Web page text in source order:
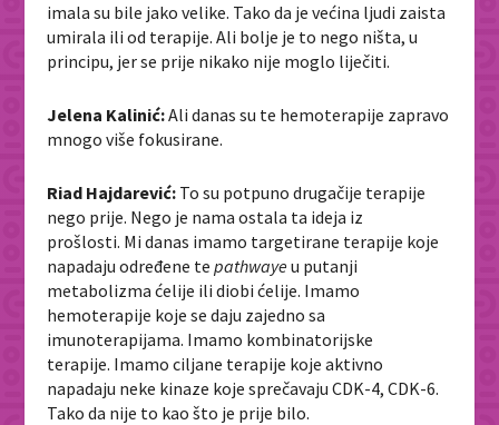
imala su bile jako velike. Tako da je većina ljudi zaista
umirala ili od terapije. Ali bolje je to nego ništa, u
principu, jer se prije nikako nije moglo liječiti.
Jelena Kalinić:Ali danas su te hemoterapije zapravo
mnogo više fokusirane.
Riad Hajdarević: To su potpuno drugačije terapije
nego prije. Nego je nama ostala ta ideja iz
prošlosti. Mi danas imamo targetirane terapije koje
napadaju određene tepathwayeu putanji
metabolizma ćelije ili diobi ćelije. Imamo
hemoterapije koje se daju zajedno sa
imunoterapijama. Imamo kombinatorijske
terapije. Imamo ciljane terapije koje aktivno
napadaju neke kinaze koje sprečavaju CDK-4, CDK-6.
Tako da nije to kao što je prije bilo.